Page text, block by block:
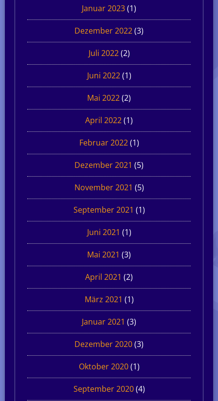
Januar 2023(1)
Dezember 2022(3)
Juli 2022(2)
Juni 2022(1)
Mai 2022(2)
April 2022(1)
Februar 2022(1)
Dezember 2021 (5)
November 2021 (5)
September 2021 (1)
Juni 2021 (1)
Mai 2021 (3)
April 2021 (2)
März 2021 (1)
Januar 2021 (3)
Dezember 2020(3)
Oktober 2020(1)
September 2020(4)